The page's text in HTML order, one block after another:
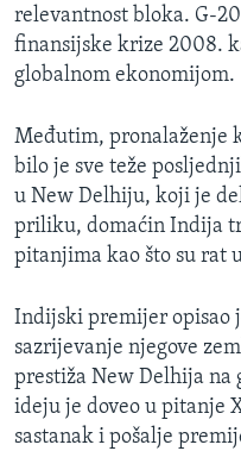
relevantnost bloka. G-
finansijske krize 2008.
globalnom ekonomijom.
Međutim, pronalaženje
bilo je sve teže
u New Delhiju, koji je
priliku, domaćin Indija
pitanjima kao što su rat
Indijski premijer opisao
sazrijevanje njegove
prestiža New Delhija
ideju je doveo u pitanje
sastanak i pošalje